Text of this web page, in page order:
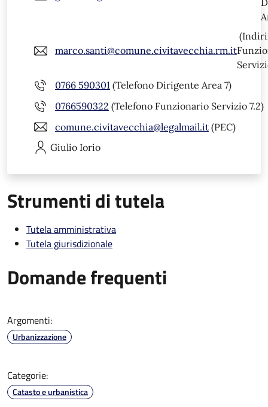
marco.santi@comune.civitavecchia.rm.it
0766 590301 (Telefono Dirigente Area 7)
0766590322 (Telefono Funzionario Servizio 7.2)
comune.civitavecchia@legalmail.it (PEC)
Giulio Iorio
Strumenti di tutela
Tutela amministrativa
Tutela giurisdizionale
Domande frequenti
Argomenti:
Urbanizzazione
Categorie:
Catasto e urbanistica